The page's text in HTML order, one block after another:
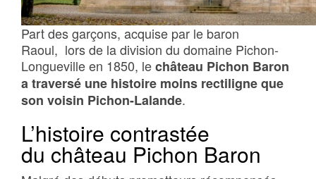
Part des garçons, acquise par le baron
Raoul, lors de la division du domaine Pichon-
Longueville en 1850, lechâteau Pichon Baron
a traversé une histoire moins rectiligne que
son voisin Pichon-Lalande.
L’histoire contrastée
du château Pichon Baron